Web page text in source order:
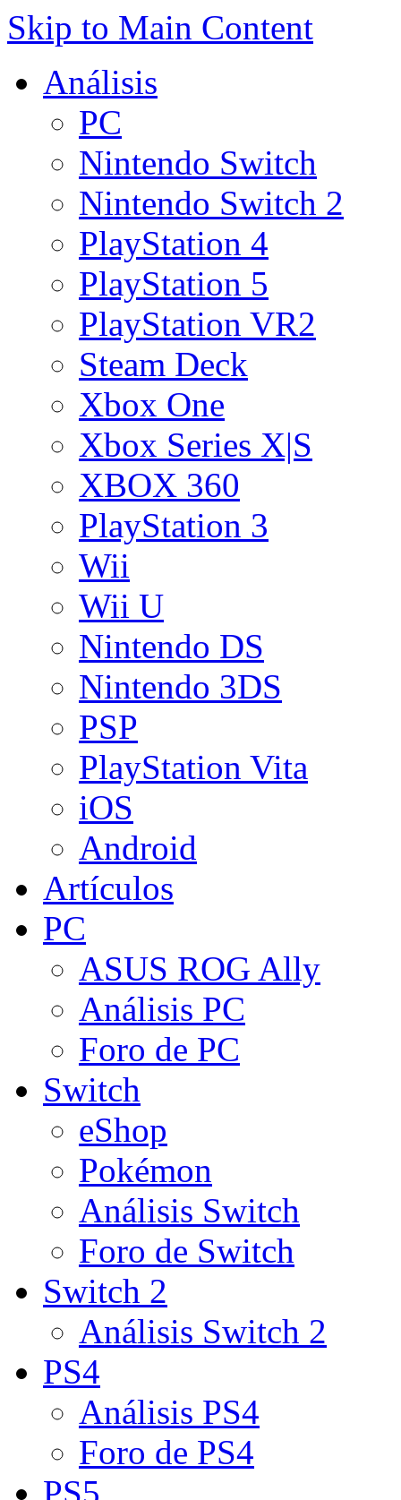
Skip to Main Content
Análisis
PC
Nintendo Switch
Nintendo Switch 2
PlayStation 4
PlayStation 5
PlayStation VR2
Steam Deck
Xbox One
Xbox Series X|S
XBOX 360
PlayStation 3
Wii
Wii U
Nintendo DS
Nintendo 3DS
PSP
PlayStation Vita
iOS
Android
Artículos
PC
ASUS ROG Ally
Análisis PC
Foro de PC
Switch
eShop
Pokémon
Análisis Switch
Foro de Switch
Switch 2
Análisis Switch 2
PS4
Análisis PS4
Foro de PS4